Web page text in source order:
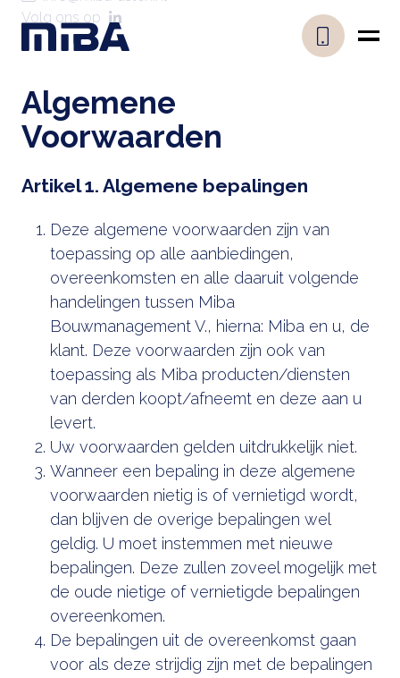
Volg ons op
Algemene
Voorwaarden
Artikel 1. Algemene bepalingen
Deze algemene voorwaarden zijn van
toepassing op alle aanbiedingen,
overeenkomsten en alle daaruit volgende
handelingen tussen Miba
Bouwmanagement V., hierna: Miba en u, de
klant. Deze voorwaarden zijn ook van
toepassing als Miba producten/diensten
van derden koopt/afneemt en deze aan u
levert.
Uw voorwaarden gelden uitdrukkelijk niet.
Wanneer een bepaling in deze algemene
voorwaarden nietig is of vernietigd wordt,
dan blijven de overige bepalingen wel
geldig. U moet instemmen met nieuwe
bepalingen. Deze zullen zoveel mogelijk met
de oude nietige of vernietigde bepalingen
overeenkomen.
De bepalingen uit de overeenkomst gaan
voor als deze strijdig zijn met de bepalingen